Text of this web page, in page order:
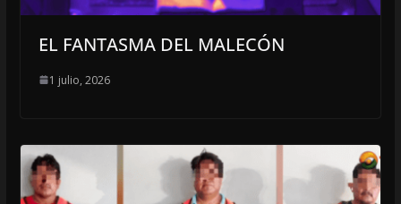
EL FANTASMA DEL MALECÓN
1 julio, 2026